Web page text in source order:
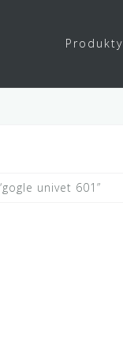
Produkty
univet 601”